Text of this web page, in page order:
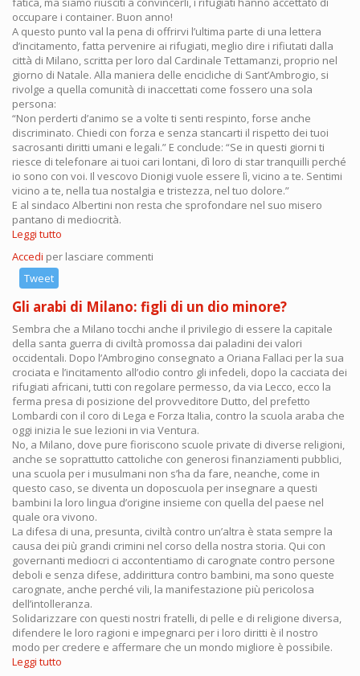
occupare i container. Buon anno!
A questo punto val la pena di offrirvi l’ultima parte di una lettera
d’incitamento, fatta pervenire ai rifugiati, meglio dire i rifiutati dalla
città di Milano, scritta per loro dal Cardinale Tettamanzi, proprio nel
giorno di Natale. Alla maniera delle encicliche di Sant’Ambrogio, si
rivolge a quella comunità di inaccettati come fossero una sola
persona:
“Non perderti d’animo se a volte ti senti respinto, forse anche
discriminato. Chiedi con forza e senza stancarti il rispetto dei tuoi
sacrosanti diritti umani e legali.” E conclude: “Se in questi giorni ti
riesce di telefonare ai tuoi cari lontani, dì loro di star tranquilli perché
io sono con voi. Il vescovo Dionigi vuole essere lì, vicino a te. Sentimi
vicino a te, nella tua nostalgia e tristezza, nel tuo dolore.”
E al sindaco Albertini non resta che sprofondare nel suo misero
pantano di mediocrità.
Leggi tutto
perderti
Accedi per lasciare commenti
Tweet
Gli arabi di Milano: figli di un dio minore?
Sembra che a Milano tocchi anche il privilegio di essere la capitale
della santa guerra di civiltà promossa dai paladini dei valori
occidentali. Dopo l’Ambrogino consegnato a Oriana Fallaci per la sua
crociata e l’incitamento all’odio contro gli infedeli, dopo la cacciata dei
rifugiati africani, tutti con regolare permesso, da via Lecco, ecco la
ferma presa di posizione del provveditore Dutto, del prefetto
Lombardi con il coro di Lega e Forza Italia, contro la scuola araba che
oggi inizia le sue lezioni in via Ventura.
No, a Milano, dove pure fioriscono scuole private di diverse religioni,
anche se soprattutto cattoliche con generosi finanziamenti pubblici,
una scuola per i musulmani non s’ha da fare, neanche, come in
questo caso, se diventa un doposcuola per insegnare a questi
bambini la loro lingua d’origine insieme con quella del paese nel
quale ora vivono.
La difesa di una, presunta, civiltà contro un’altra è stata sempre la
causa dei più grandi crimini nel corso della nostra storia. Qui con
governanti mediocri ci accontentiamo di carognate contro persone
deboli e senza difese, addirittura contro bambini, ma sono queste
carognate, anche perché vili, la manifestazione più pericolosa
dell’intolleranza.
Solidarizzare con questi nostri fratelli, di pelle e di religione diversa,
difendere le loro ragioni e impegnarci per i loro diritti è il nostro
modo per credere e affermare che un mondo migliore è possibile.
Leggi tutto